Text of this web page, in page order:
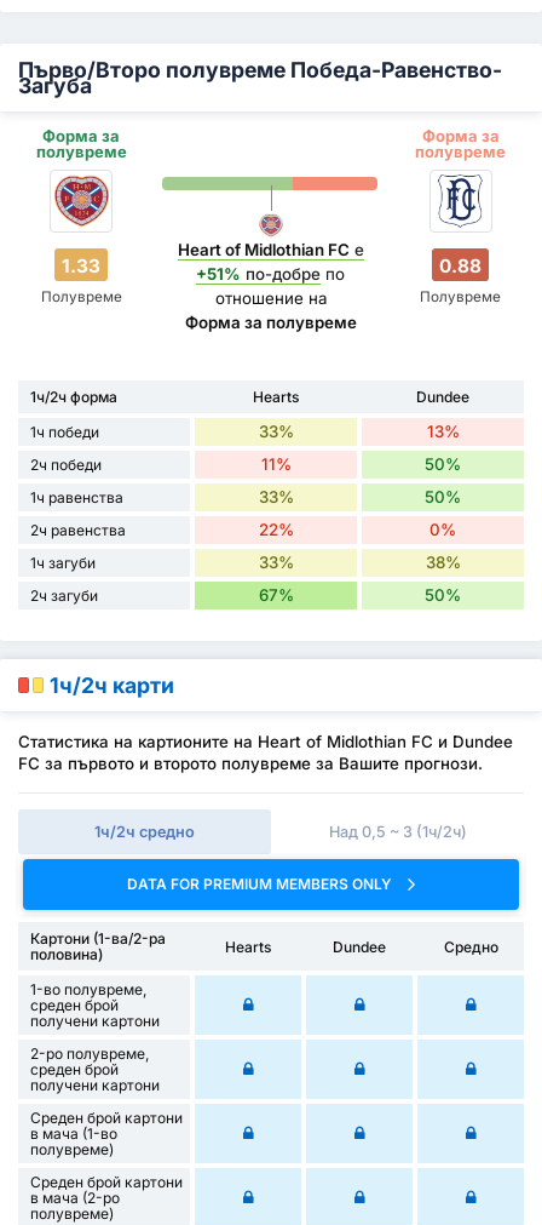
Първо/Второ полувреме Победа-Равенство-
Загуба
Форма за
полувреме
Форма за
полувреме
1.33
Полувреме
Heart of Midlothian FC е
+51% по-добре по
отношение на
Форма за полувреме
0.88
Полувреме
1ч/2ч форма Hearts
Dundee
1ч победи
33% 13%
2ч победи 11% 50%
1ч равенства 33% 50%
2ч равенства 22% 0%
1ч загуби 33% 38%
2ч загуби 67% 50%
1ч/2ч карти
Статистика на картионите на Heart of Midlothian FC и Dundee
FC за първото и второто полувреме за Вашите прогнози.
1ч/2ч средно Над 0,5 ~ 3 (1ч/2ч)
DATA FOR PREMIUM MEMBERS ONLY
Картони (1-ва/2-ра
половина)
Hearts Dundee Средно
1-во полувреме,
среден брой
получени картони
2-ро полувреме,
среден брой
получени картони
Среден брой картони
в мача (1-во
полувреме)
Среден брой картони
в мача (2-ро
полувреме)